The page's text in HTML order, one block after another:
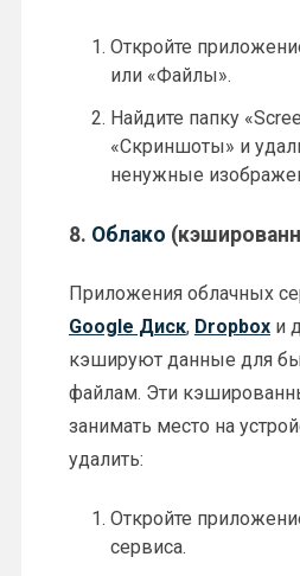
Откройте
или «Файлы».
Найдите папку
«Скриншоты» и
ненужные
8. Облако
Приложения облачных
Google Диск, Dropboxи
кэшируют данные для
файлам. Эти
занимать место на
удалить:
Откройте
сервиса.